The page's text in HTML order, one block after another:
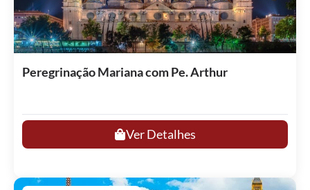
Peregrinação Mariana com Pe. Arthur
Ver Detalhes